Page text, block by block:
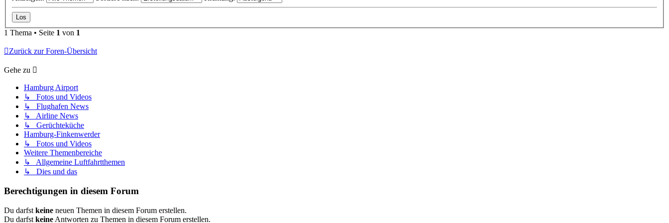
1 Thema • Seite 1 von 1
Zurück zur Foren-Übersicht
Gehe zu
Hamburg Airport
↳ Fotos und Videos
↳ Flughafen News
↳ Airline News
↳ Gerüchteküche
Hamburg-Finkenwerder
↳ Fotos und Videos
Weitere Themenbereiche
↳ Allgemeine Luftfahrtthemen
↳ Dies und das
Berechtigungen in diesem Forum
Du darfst keine neuen Themen in diesem Forum erstellen.
Du darfst keine Antworten zu Themen in diesem Forum erstellen.